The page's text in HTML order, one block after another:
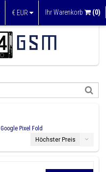
€ EUR Ihr Warenkorb (0)
Google Pixel Fold
Höchster Preis